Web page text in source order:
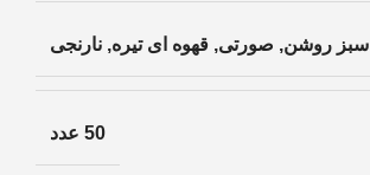
سبز روشن, صورتی, قهوه ای تیره, نارنجی
50 عدد